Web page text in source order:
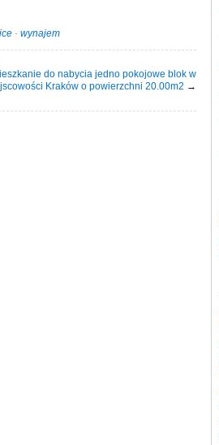
· wynajem
do nabycia jedno pokojowe blok w
Kraków o powierzchni 20.00m2 →